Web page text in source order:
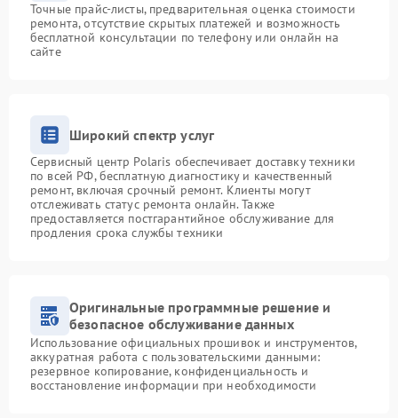
Точные прайс-листы, предварительная оценка стоимости
ремонта, отсутствие скрытых платежей и возможность
бесплатной консультации по телефону или онлайн на
сайте
Широкий спектр услуг
Сервисный центр Polaris обеспечивает доставку техники
по всей РФ, бесплатную диагностику и качественный
ремонт, включая срочный ремонт. Клиенты могут
отслеживать статус ремонта онлайн. Также
предоставляется постгарантийное обслуживание для
продления срока службы техники
Оригинальные программные решение и
безопасное обслуживание данных
Использование официальных прошивок и инструментов,
аккуратная работа с пользовательскими данными:
резервное копирование, конфиденциальность и
восстановление информации при необходимости